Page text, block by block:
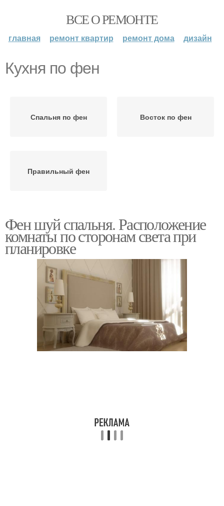
ВСЕ О РЕМОНТЕ
главная ремонт квартир ремонт дома дизайн
Кухня по фен
Спальня по фен Восток по фен
Правильный фен
Фен шуй спальня. Расположение
комнаты по сторонам света при
планировке